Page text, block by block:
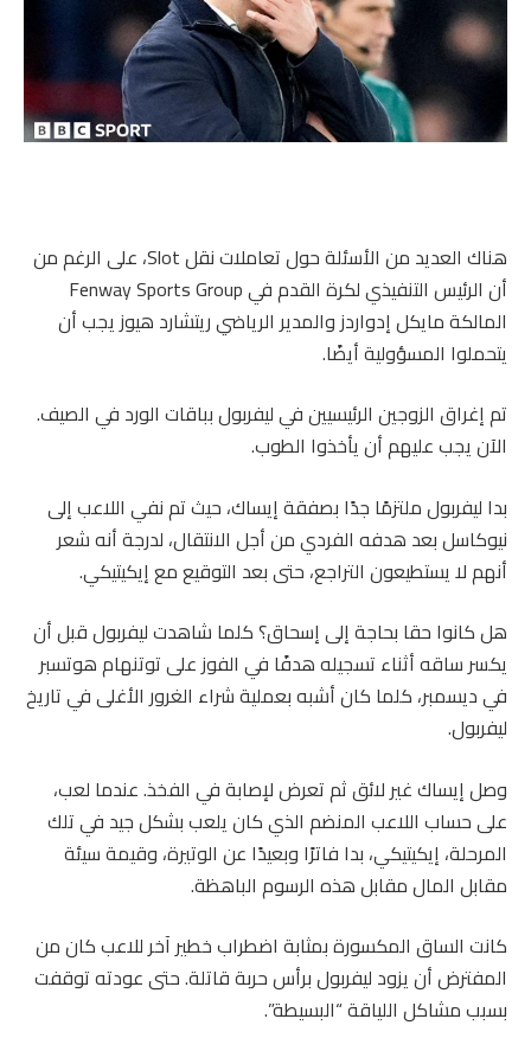
هناك العديد من الأسئلة حول تعاملات نقل Slot، على الرغم من
أن الرئيس التنفيذي لكرة القدم في Fenway Sports Group
المالكة مايكل إدواردز والمدير الرياضي ريتشارد هيوز يجب أن
يتحملوا المسؤولية أيضًا.
تم إغراق الزوجين الرئيسيين في ليفربول بباقات الورد في الصيف.
الآن يجب عليهم أن يأخذوا الطوب.
بدا ليفربول ملتزمًا جدًا بصفقة إيساك، حيث تم نفي اللاعب إلى
نيوكاسل بعد هدفه الفردي من أجل الانتقال، لدرجة أنه شعر
أنهم لا يستطيعون التراجع، حتى بعد التوقيع مع إيكيتيكي.
هل كانوا حقا بحاجة إلى إسحاق؟ كلما شاهدت ليفربول قبل أن
يكسر ساقه أثناء تسجيله هدفًا في الفوز على توتنهام هوتسبر
في ديسمبر، كلما كان أشبه بعملية شراء الغرور الأغلى في تاريخ
ليفربول.
وصل إيساك غير لائق ثم تعرض لإصابة في الفخذ. عندما لعب،
على حساب اللاعب المنضم الذي كان يلعب بشكل جيد في تلك
المرحلة، إيكيتيكي، بدا فاترًا وبعيدًا عن الوتيرة، وقيمة سيئة
مقابل المال مقابل هذه الرسوم الباهظة.
كانت الساق المكسورة بمثابة اضطراب خطير آخر للاعب كان من
المفترض أن يزود ليفربول برأس حربة قاتلة. حتى عودته توقفت
بسبب مشاكل اللياقة “البسيطة”.